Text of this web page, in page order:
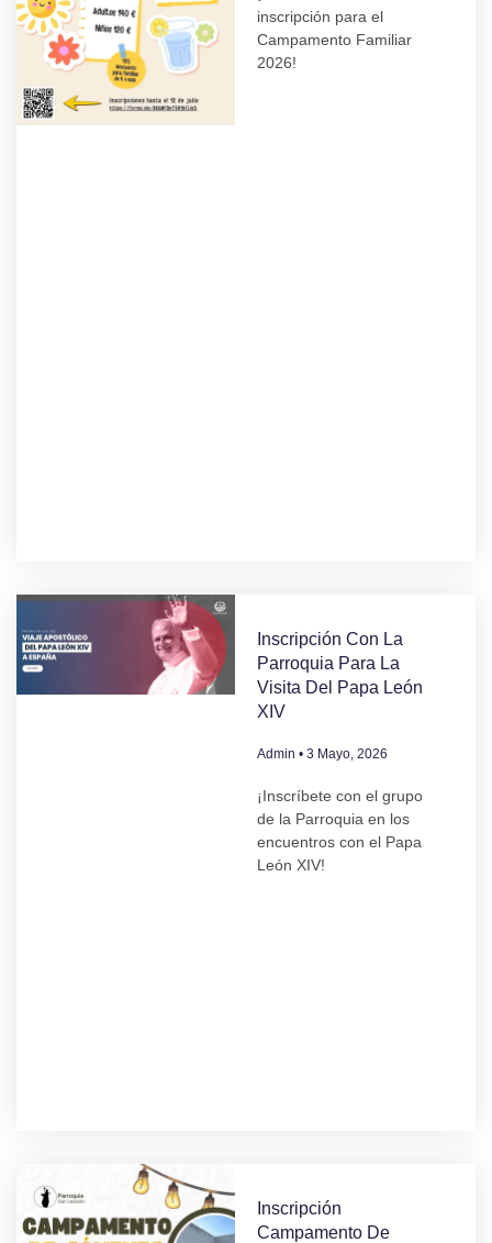
inscripción para el
Campamento Familiar
2026!
Inscripción Con La
Parroquia Para La
Visita Del Papa León
XIV
Admin 3 Mayo, 2026
¡Inscríbete con el grupo
de la Parroquia en los
encuentros con el Papa
León XIV!
Inscripción
Campamento De